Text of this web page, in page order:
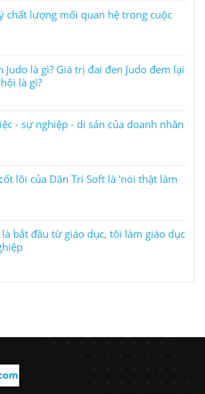
chất lượng mối quan hệ trong cuộc
Judo là gì? Giá trị đai đen Judo đem lại
là gì?
- sự nghiệp - di sản của doanh nhân
lõi của Dân Trí Soft là 'nói thật làm
bắt đầu từ giáo dục, tôi làm giáo dục